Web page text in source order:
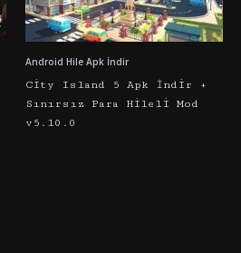
Android Hile Apk İndir
City Island 5 Apk İndir +
Sınırsız Para Hileli Mod
v5.10.0